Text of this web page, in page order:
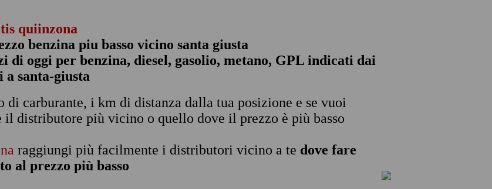
quiinzona
benzina piu basso vicino santa giusta
di oggi per benzina, diesel, gasolio, metano, GPL indicati dai
santa-giusta
di carburante, i km di distanza dalla tua posizione e se vuoi
il distributore più vicino o quello dove il prezzo è più basso
raggiungi più facilmente i distributori vicino a te dove fare
al prezzo più basso